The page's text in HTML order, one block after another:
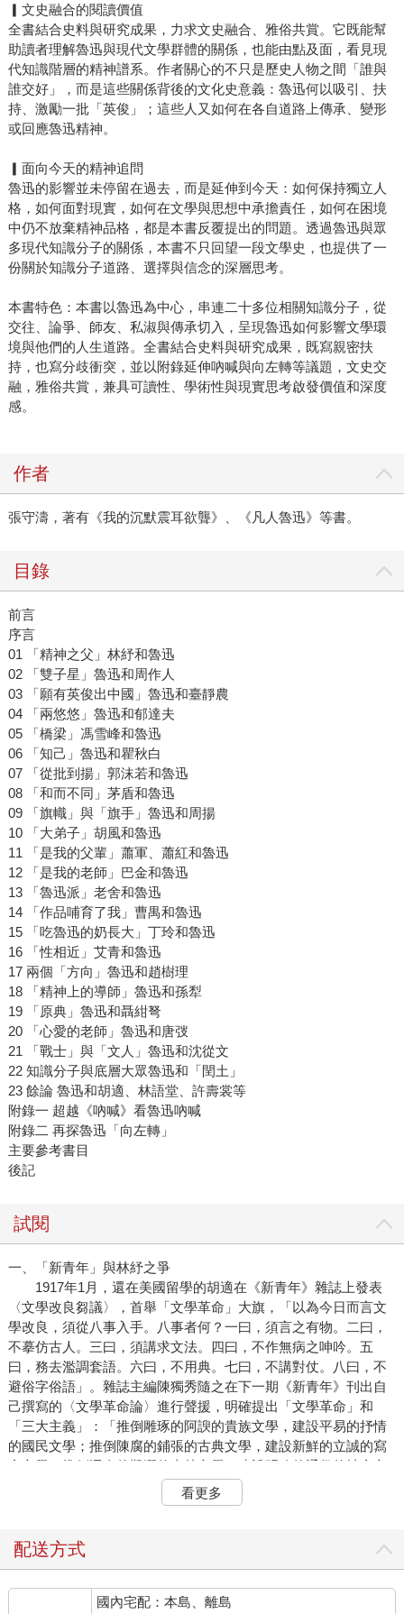
▎文史融合的閱讀價值
全書結合史料與研究成果，力求文史融合、雅俗共賞。它既能幫
助讀者理解魯迅與現代文學群體的關係，也能由點及面，看見現
代知識階層的精神譜系。作者關心的不只是歷史人物之間「誰與
誰交好」，而是這些關係背後的文化史意義：魯迅何以吸引、扶
持、激勵一批「英俊」；這些人又如何在各自道路上傳承、變形
或回應魯迅精神。
▎面向今天的精神追問
魯迅的影響並未停留在過去，而是延伸到今天：如何保持獨立人
格，如何面對現實，如何在文學與思想中承擔責任，如何在困境
中仍不放棄精神品格，都是本書反覆提出的問題。透過魯迅與眾
多現代知識分子的關係，本書不只回望一段文學史，也提供了一
份關於知識分子道路、選擇與信念的深層思考。
本書特色：本書以魯迅為中心，串連二十多位相關知識分子，從
交往、論爭、師友、私淑與傳承切入，呈現魯迅如何影響文學環
境與他們的人生道路。全書結合史料與研究成果，既寫親密扶
持，也寫分歧衝突，並以附錄延伸吶喊與向左轉等議題，文史交
融，雅俗共賞，兼具可讀性、學術性與現實思考啟發價值和深度
感。
作者
張守濤，著有《我的沉默震耳欲聾》、《凡人魯迅》等書。
目錄
前言
序言
01 「精神之父」林紓和魯迅
02 「雙子星」魯迅和周作人
03 「願有英俊出中國」魯迅和臺靜農
04 「兩悠悠」魯迅和郁達夫
05 「橋梁」馮雪峰和魯迅
06 「知己」魯迅和瞿秋白
07 「從批到揚」郭沫若和魯迅
08 「和而不同」茅盾和魯迅
09 「旗幟」與「旗手」魯迅和周揚
10 「大弟子」胡風和魯迅
11 「是我的父輩」蕭軍、蕭紅和魯迅
12 「是我的老師」巴金和魯迅
13 「魯迅派」老舍和魯迅
14 「作品哺育了我」曹禺和魯迅
15 「吃魯迅的奶長大」丁玲和魯迅
16 「性相近」艾青和魯迅
17 兩個「方向」魯迅和趙樹理
18 「精神上的導師」魯迅和孫犁
19 「原典」魯迅和聶紺弩
20 「心愛的老師」魯迅和唐弢
21 「戰士」與「文人」魯迅和沈從文
22 知識分子與底層大眾魯迅和「閏土」
23 餘論 魯迅和胡適、林語堂、許壽裳等
附錄一 超越《吶喊》看魯迅吶喊
附錄二 再探魯迅「向左轉」
主要參考書目
後記
試閱
一、「新青年」與林紓之爭
1917年1月，還在美國留學的胡適在《新青年》雜誌上發表
〈文學改良芻議〉，首舉「文學革命」大旗，「以為今日而言文
學改良，須從八事入手。八事者何？一曰，須言之有物。二曰，
不摹仿古人。三曰，須講求文法。四曰，不作無病之呻吟。五
曰，務去濫調套語。六曰，不用典。七曰，不講對仗。八曰，不
避俗字俗語」。雜誌主編陳獨秀隨之在下一期《新青年》刊出自
己撰寫的〈文學革命論〉進行聲援，明確提出「文學革命」和
「三大主義」：「推倒雕琢的阿諛的貴族文學，建設平易的抒情
的國民文學；推倒陳腐的鋪張的古典文學，建設新鮮的立誠的寫
實文學；推倒迂晦的艱澀的山林文學，建設明瞭的通俗的社會文
「文學革命」雷聲滾滾，震驚了守舊勢力，首先跳出來反對
古文不必因此廢除：「知臘丁之不可廢。則馬班韓柳亦自有其不
國新立，士皆剽竊新學，行文亦澤之以新名詞。夫學不新而唯詞
之新，匪特不得新，且舉其故者而盡亡之，吾甚虞古系之絕
看更多
配送方式
國內宅配：本島、離島